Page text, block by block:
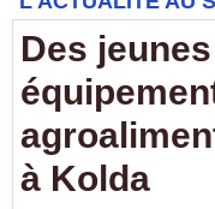
Des
à Kolda